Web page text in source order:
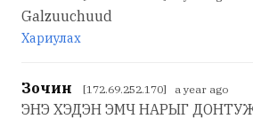
Galzuuchuud
Хариулах
Зочин [172.69.252.170] a year ago
ЭНЭ ХЭДЭН ЭМЧ НАРЫГ